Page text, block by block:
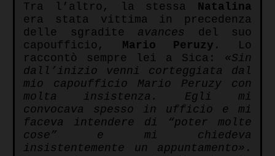
Tra l’altro, la stessa Natalina
era stata vittima in precedenza
delle sgradite avances del suo
capoufficio, Mario Peruzy . Lo
raccontò sempre lei a Sica: «Sin
dall’inizio venni corteggiata dal
mio capoufficio Mario Peruzy con
molta insistenza. Egli mi
convocava spesso in ufficio e mi
faceva intendere di “poter molte
cose” e mi chiedeva
insistentemente un appuntamento» .